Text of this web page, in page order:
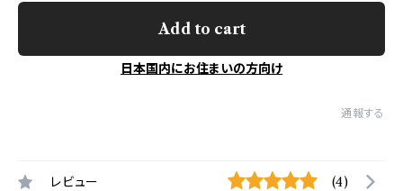
Add to cart
日本国内にお住まいの方向け
通報する
レビュー (4)